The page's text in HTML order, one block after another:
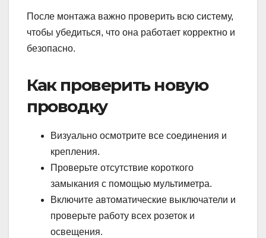
После монтажа важно проверить всю систему,
чтобы убедиться, что она работает корректно и
безопасно.
Как проверить новую
проводку
Визуально осмотрите все соединения и
крепления.
Проверьте отсутствие короткого
замыкания с помощью мультиметра.
Включите автоматические выключатели и
проверьте работу всех розеток и
освещения.